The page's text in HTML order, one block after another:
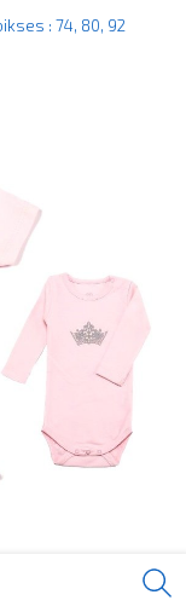
: 74, 80, 92